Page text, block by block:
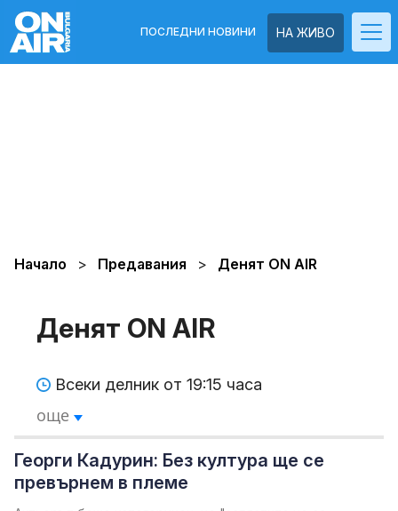
НА ЖИВО
ПОСЛЕДНИ НОВИНИ
Начало Предавания Денят ON AIR
Денят ON AIR
Всеки делник от 19:15 часа
още
Георги Кадурин: Без култура ще се
превърнем в племе